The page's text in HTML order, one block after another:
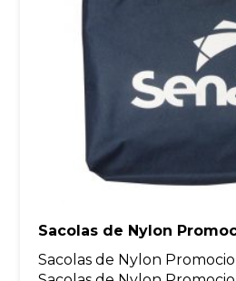
Sacolas de Nylon
Sacolas de Nylon